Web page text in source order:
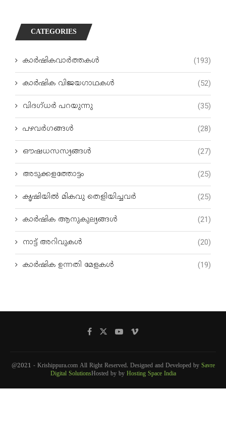
CATEGORIES
കാർഷികവാർത്തകൾ (193)
കാർഷിക വിജയഗാഥകൾ (52)
വിദഗ്ധര്‍ പറയുന്നു (35)
പഴവർഗങ്ങൾ (28)
ഔഷധസസ്യങ്ങൾ (27)
അടുക്കളത്തോട്ടം (25)
കൃഷിയിൽ മികവു തെളിയിച്ചവർ (25)
കാർഷിക ആനുകുല്യങ്ങൾ (21)
നാട്ട് അറിവുകൾ (20)
കാർഷിക ഉന്നതി മേളകൾ (19)
@2021 - Krishippura.com All Right Reserved. Designed and Developed by Savre
Digital SolutionsHosted by by Hosting Space India